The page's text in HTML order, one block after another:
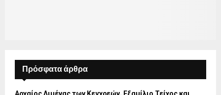
Πρόσφατα άρθρα